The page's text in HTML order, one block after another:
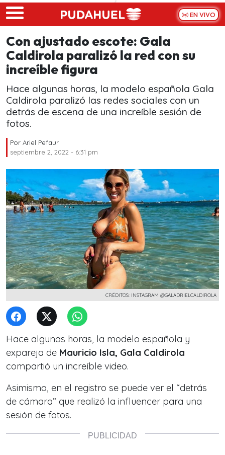
Skip to main content
EN VIVO
Con ajustado escote: Gala
Caldirola paralizó la red con su
increíble figura
Hace algunas horas, la modelo española Gala
Caldirola paralizó las redes sociales con un
detrás de escena de una increíble sesión de
fotos.
Por Ariel Pefaur
septiembre 2, 2022 - 6:31 pm
CRÉDITOS: INSTAGRAM @GALADRIELCALDIROLA
Hace algunas horas, la modelo española y
expareja de Mauricio Isla, Gala Caldirola
compartió un increíble video.
Asimismo, en el registro se puede ver el “detrás
de cámara” que realizó la influencer para una
sesión de fotos.